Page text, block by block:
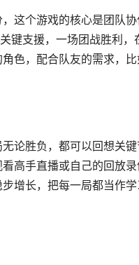
这个游戏的核心是团队协
键支援，一场团战胜利
色，配合队友的需求，
论胜负，都可以回想关
高手直播或自己的回放录
增长，把每一局都当作